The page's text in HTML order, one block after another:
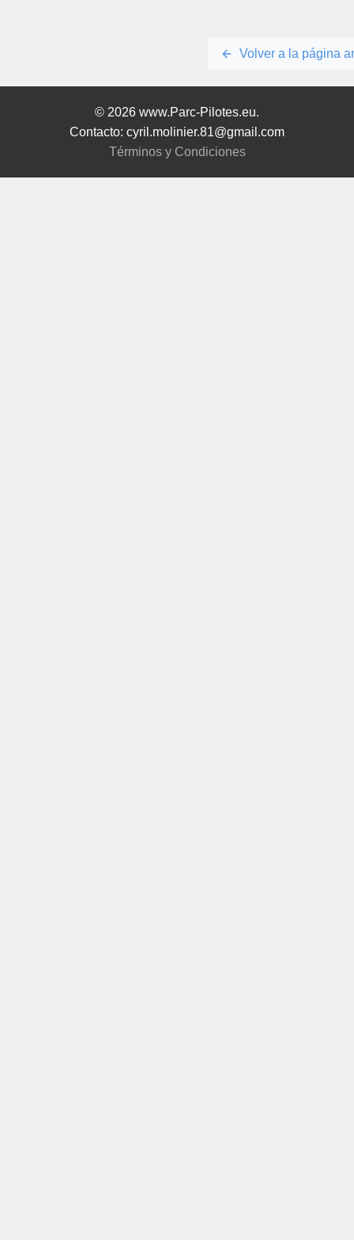
Volver a la página
© 2026 www.Parc-Pilotes.eu.
Contacto: cyril.molinier.81@gmail.com
Términos y Condiciones